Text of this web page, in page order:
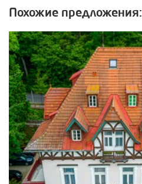
Похожие предложения: